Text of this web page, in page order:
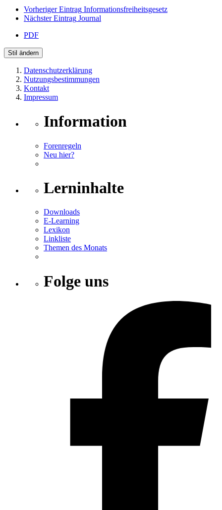
Vorheriger Eintrag Informationsfreiheitsgesetz
Nächster Eintrag Journal
PDF
Stil ändern
Datenschutzerklärung
Nutzungsbestimmungen
Kontakt
Impressum
Information
Forenregeln
Neu hier?
Lerninhalte
Downloads
E-Learning
Lexikon
Linkliste
Themen des Monats
Folge uns